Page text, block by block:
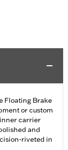
Floating Brake
or custom
carrier
and
riveted in